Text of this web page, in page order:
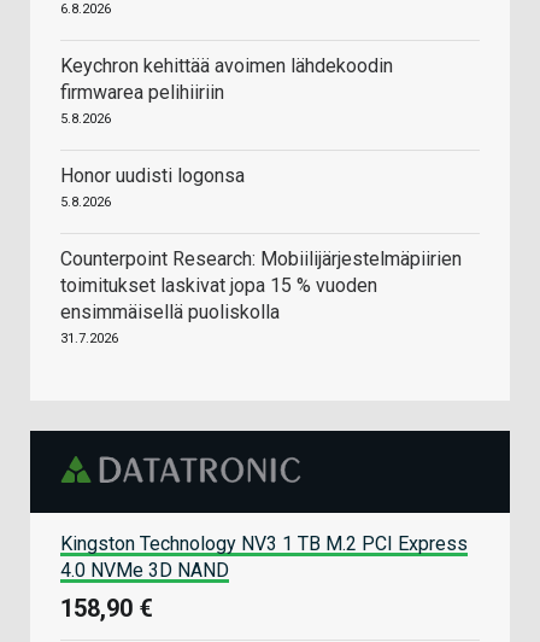
6.8.2026
Keychron kehittää avoimen lähdekoodin
firmwarea pelihiiriin
5.8.2026
Honor uudisti logonsa
5.8.2026
Counterpoint Research: Mobiilijärjestelmäpiirien
toimitukset laskivat jopa 15 % vuoden
ensimmäisellä puoliskolla
31.7.2026
Kingston Technology NV3 1 TB M.2 PCI Express
4.0 NVMe 3D NAND
158,90 €